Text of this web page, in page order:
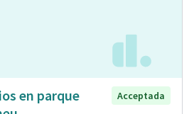
en parque
Acceptada